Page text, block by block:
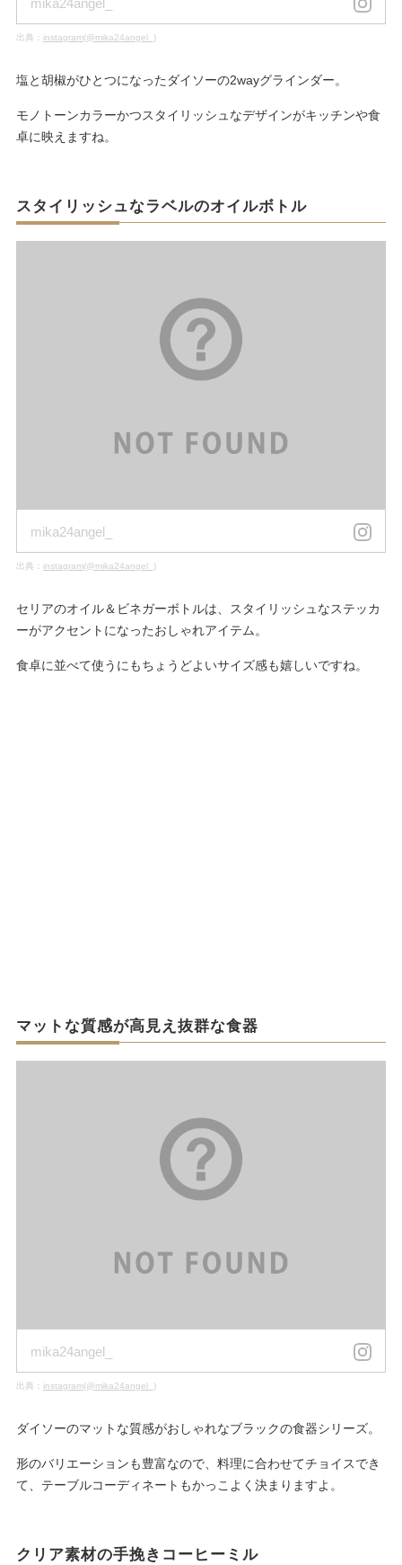
mika24angel_
出典： instagram(@mika24angel_)
塩と胡椒がひとつになったダイソーの2wayグラインダー。
モノトーンカラーかつスタイリッシュなデザインがキッチンや食
卓に映えますね。
スタイリッシュなラベルのオイルボトル
mika24angel_
出典： instagram(@mika24angel_)
セリアのオイル＆ビネガーボトルは、スタイリッシュなステッカ
ーがアクセントになったおしゃれアイテム。
食卓に並べて使うにもちょうどよいサイズ感も嬉しいですね。
マットな質感が高見え抜群な食器
mika24angel_
出典： instagram(@mika24angel_)
ダイソーのマットな質感がおしゃれなブラックの食器シリーズ。
形のバリエーションも豊富なので、料理に合わせてチョイスでき
て、テーブルコーディネートもかっこよく決まりますよ。
クリア素材の手挽きコーヒーミル